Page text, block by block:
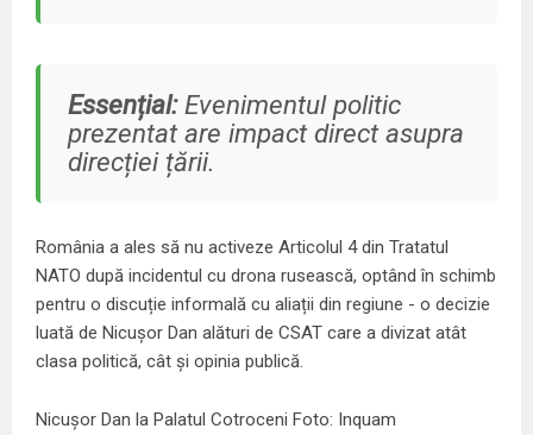
Essențial:Evenimentul politic
prezentat are impact direct asupra
direcției țării.
România a ales să nu activeze Articolul 4 din Tratatul
NATO după incidentul cu drona rusească, optând în schimb
pentru o discuție informală cu aliații din regiune - o decizie
luată de Nicușor Dan alături de CSAT care a divizat atât
clasa politică, cât și opinia publică.
Nicuşor Dan la Palatul Cotroceni Foto: Inquam